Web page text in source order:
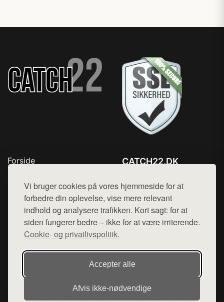
Vi bruger cookies på vores hjemmeside for at
forbedre din oplevelse, vise mere relevant
indhold og analysere trafikken. Kort sagt: for at
siden fungerer bedre – ikke for at være irriterende.
Cookie- og privatlivspolitik.
Accepter alle
Afvis ikke‑nødvendige
Forside
Top Rabatter
Kontakt
CATCH22.DK
Mail: hej@want.dk
Cookie- og privatlivspolitik
Denne side er en del af want.dk, der udgiver en række
hjemmesider med præsentation af forskellige produkter fra
diverse webshops. Der sælges ikke varer fra denne side - vi